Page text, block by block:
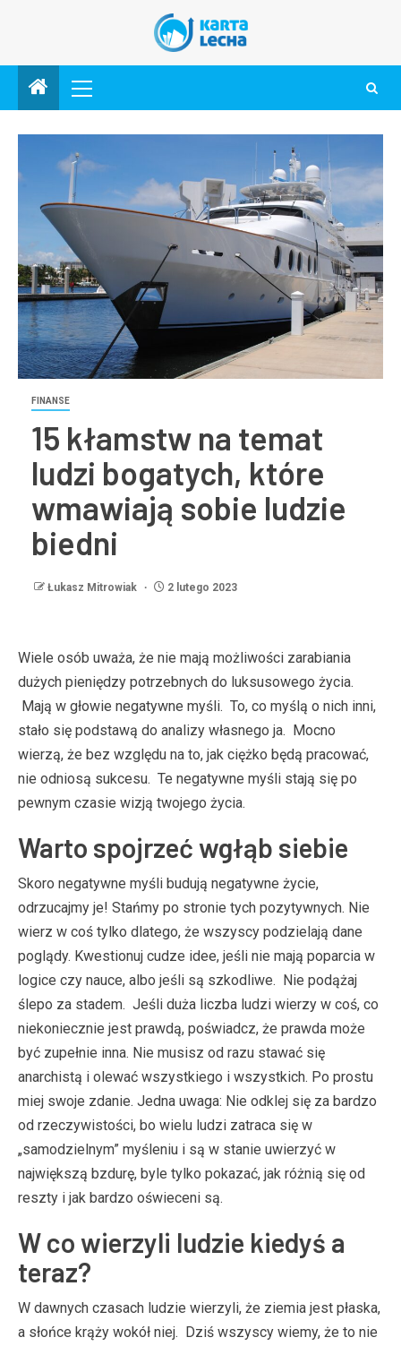
FINANSE
15 kłamstw na temat
ludzi bogatych, które
wmawiają sobie ludzie
biedni
Łukasz Mitrowiak 2 lutego 2023
Wiele osób uważa, że ​​nie mają możliwości zarabiania
dużych pieniędzy potrzebnych do luksusowego życia.
Mają w głowie negatywne myśli. To, co myślą o nich inni,
stało się podstawą do analizy własnego ja. Mocno
wierzą, że bez względu na to, jak ciężko będą pracować,
nie odniosą sukcesu. Te negatywne myśli stają się po
pewnym czasie wizją twojego życia.
Warto spojrzeć wgłąb siebie
Skoro negatywne myśli budują negatywne życie,
odrzucajmy je! Stańmy po stronie tych pozytywnych. Nie
wierz w coś tylko dlatego, że wszyscy podzielają dane
poglądy. Kwestionuj cudze idee, jeśli nie mają poparcia w
logice czy nauce, albo jeśli są szkodliwe. Nie podążaj
ślepo za stadem. Jeśli duża liczba ludzi wierzy w coś, co
niekoniecznie jest prawdą, poświadcz, że prawda może
być zupełnie inna. Nie musisz od razu stawać się
anarchistą i olewać wszystkiego i wszystkich. Po prostu
miej swoje zdanie. Jedna uwaga: Nie odklej się za bardzo
od rzeczywistości, bo wielu ludzi zatraca się w
„samodzielnym” myśleniu i są w stanie uwierzyć w
największą bzdurę, byle tylko pokazać, jak różnią się od
reszty i jak bardzo oświeceni są.
W co wierzyli ludzie kiedyś a
teraz?
W dawnych czasach ludzie wierzyli, że ziemia jest płaska,
a słońce krąży wokół niej. Dziś wszyscy wiemy, że to nie